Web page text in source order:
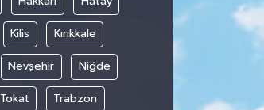
Kilis Kırıkkale
Nevşehir Niğde
Tokat Trabzon